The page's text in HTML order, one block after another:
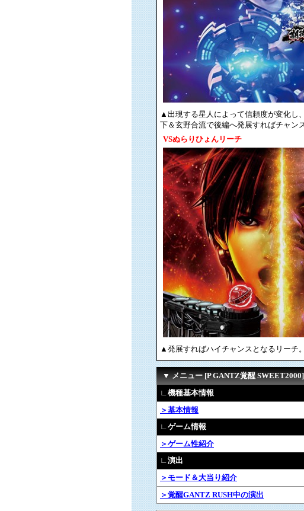
▲出現する星人によって信頼度が変化
下＆玄野合流で後編へ発展すればチャンス
VSぬらりひょんリーチ
▲発展すればハイチャンスとなるリーチ
▼ メニュー [P GANTZ覚醒 SWEET2000]
∟機種基本情報
＞基本情報
∟ゲーム情報
＞ゲーム性紹介
∟演出
＞モード＆大当り紹介
＞覚醒GANTZ RUSH中の演出